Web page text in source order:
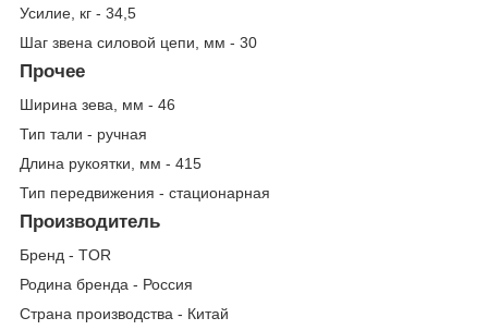
Усилие, кг - 34,5
Шаг звена силовой цепи, мм - 30
Прочее
Ширина зева, мм - 46
Тип тали - ручная
Длина рукоятки, мм - 415
Тип передвижения - стационарная
Производитель
Бренд - TOR
Родина бренда - Россия
Страна производства - Китай